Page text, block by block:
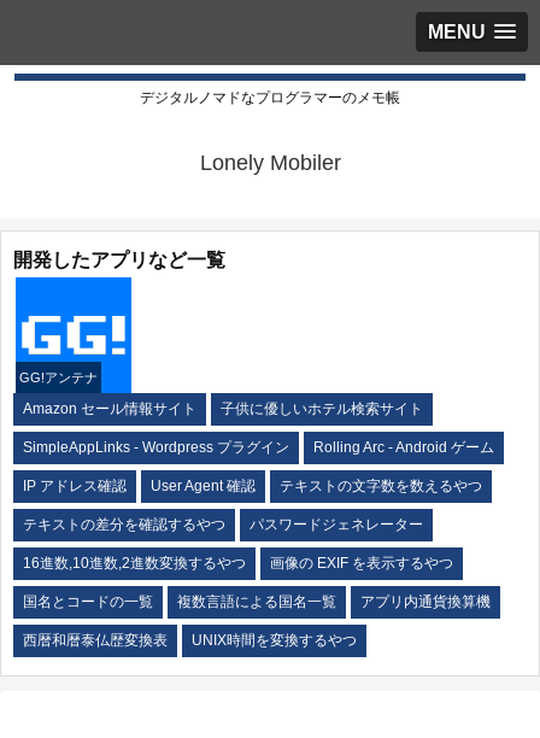
MENU
デジタルノマドなプログラマーのメモ帳
Lonely Mobiler
開発したアプリなど一覧
GG!アンテナ
Amazon セール情報サイト 子供に優しいホテル検索サイト
SimpleAppLinks - Wordpress プラグイン Rolling Arc - Android ゲーム
IP アドレス確認 User Agent 確認 テキストの文字数を数えるやつ
テキストの差分を確認するやつ パスワードジェネレーター
16進数,10進数,2進数変換するやつ 画像の EXIF を表示するやつ
国名とコードの一覧 複数言語による国名一覧 アプリ内通貨換算機
西暦和暦泰仏歴変換表 UNIX時間を変換するやつ